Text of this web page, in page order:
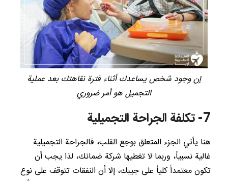
إن وجود شخص يساعدك أثناء فترة نقاهتك بعد عملية
التجميل هو أمر ضروري
7- تكلفة الجراحة التجميلية
هنا يأتي الجزء المتعلق بوجع القلب، فالجراحة التجميلية
غالية نسبياً، وربما لا تغطيها شركة ضمانك، لذا يجب أن
تكون معتمداً كلياً على جيبك، إلا أن النفقات تتوقف على نوع